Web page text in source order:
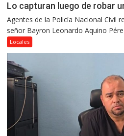
Lo capturan luego de robar
Agentes de la Policía Nacional Civil
señor Bayron Leonardo Aquino
Locales